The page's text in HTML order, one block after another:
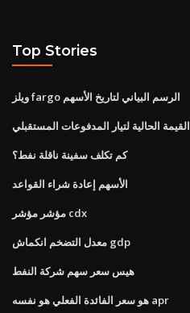
Top Stories
ويلز fargo الرسم البياني لتاريخ الأسهم
القيمة الحالية لتيار المدفوعات المستقبلي
كم تكلف سفينة ناقلة نفط؟
الأسهم إعادة شراء القواعد
مؤشر مؤشر cdx
معدل التضخم انكماش gdp
هيس سعر سهم شركة النفط
هو سعر الفائدة الفعلي هو نفسه apr